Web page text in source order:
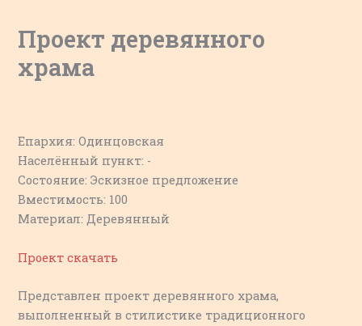
Проект деревянного
храма
Епархия: Одинцовская
Населённый пункт: -
Состояние: Эскизное предложение
Вместимость: 100
Материал: Деревянный
Проект скачать
Представлен проект деревянного храма,
выполненный в стилистике традиционного